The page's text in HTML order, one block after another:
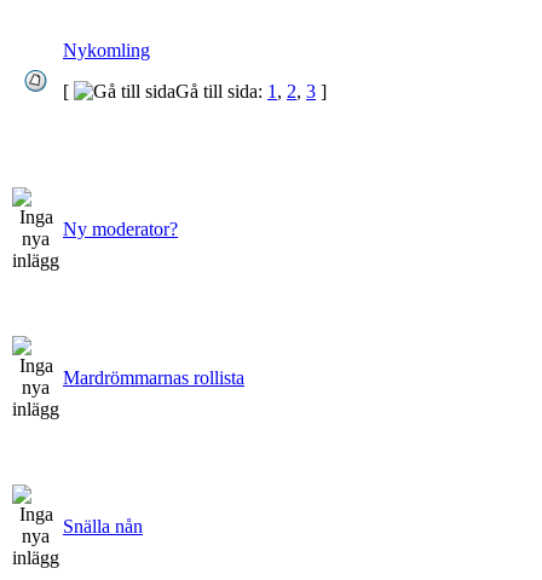
Nykomling
[
Gå till sida: 1 , 2, 3 ]
Ny moderator?
Mardrömmarnas rollista
Snälla nån